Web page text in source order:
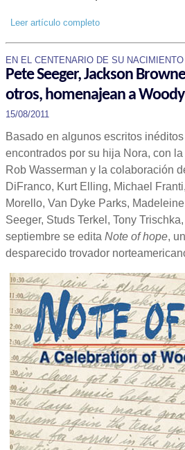
Leer artículo completo
EN EL CENTENARIO DE SU NACIMIENTO
Pete Seeger, Jackson
otros, homenajean a
15/08/2011
Basado en algunos escritos
encontrados por su hija Nora, con
Rob Wasserman y la colaboración
DiFranco, Kurt Elling, Michael
Morello, Van Dyke Parks,
Seeger, Studs Terkel, Tony
septiembre se edita Note of hope,
desparecido trovador